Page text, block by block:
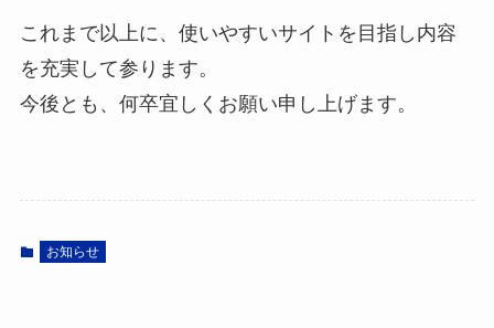
これまで以上に、使いやすいサイトを目指し内容
を充実して参ります。
今後とも、何卒宜しくお願い申し上げます。
お知らせ